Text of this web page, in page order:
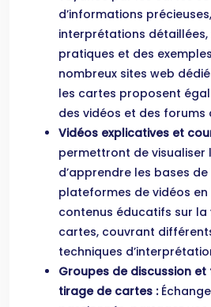
d’informations
interprétations détaillées,
pratiques et des
nombreux sites web
les cartes proposent
des vidéos et des forums
Vidéos explicatives et
permettront de visualiser
d’apprendre les bases de
plateformes de vidéos
contenus éducatifs sur la
cartes, couvrant
techniques
Groupes de discussion
tirage de cartes :